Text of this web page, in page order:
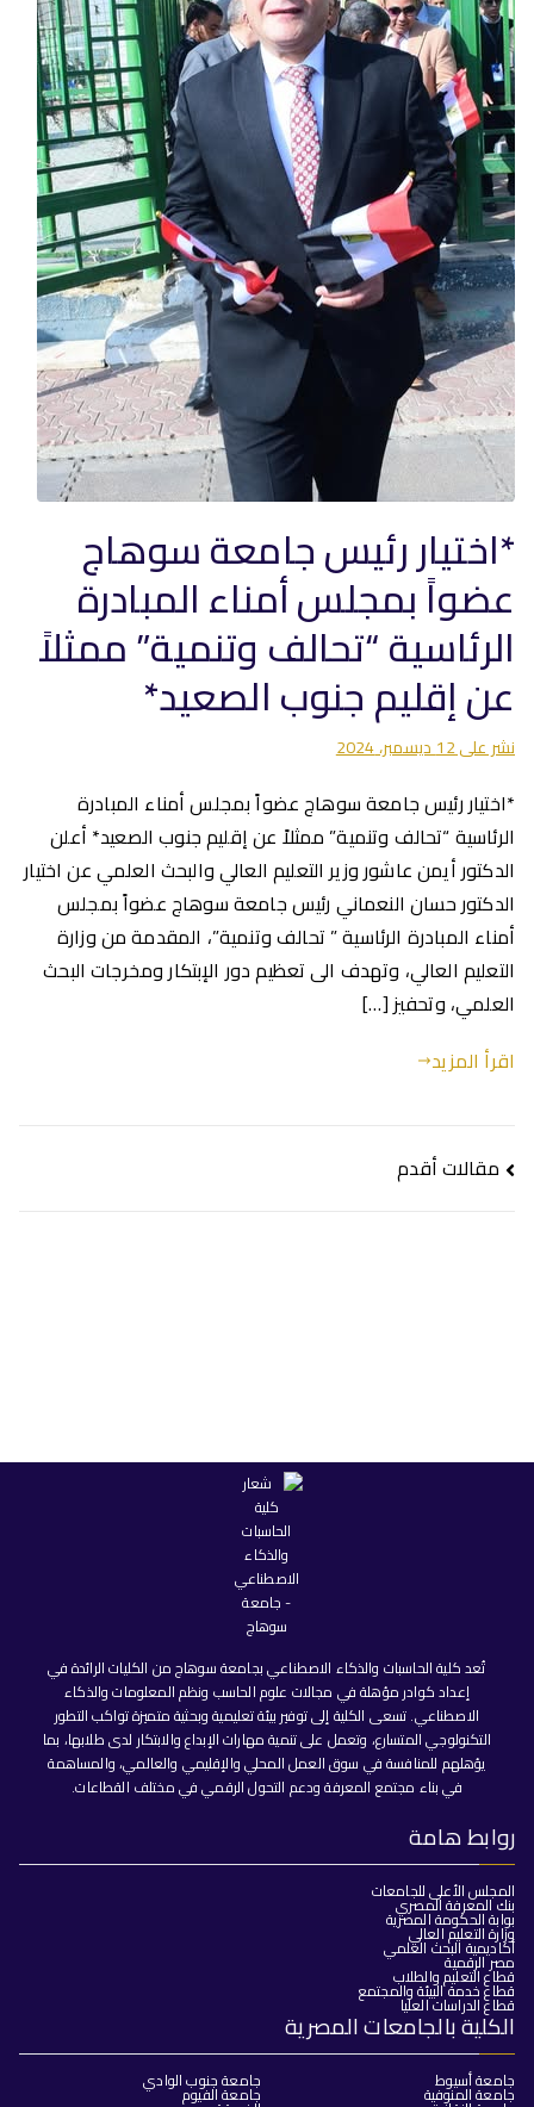
*اختيار رئيس جامعة سوهاج
عضواً بمجلس أمناء المبادرة
الرئاسية “تحالف وتنمية” ممثلاً
عن إقليم جنوب الصعيد*
نشر على12 ديسمبر، 2024
*اختيار رئيس جامعة سوهاج عضواً بمجلس أمناء المبادرة
الرئاسية “تحالف وتنمية” ممثلاً عن إقليم جنوب الصعيد* أعلن
الدكتور أيمن عاشور وزير التعليم العالي والبحث العلمي عن اختيار
الدكتور حسان النعماني رئيس جامعة سوهاج عضواً بمجلس
أمناء المبادرة الرئاسية ” تحالف وتنمية”، المقدمة من وزارة
التعليم العالي، وتهدف الى تعظيم دور الإبتكار ومخرجات البحث
العلمي، وتحفيز […]
اقرأ المزيد
تصفّح
مقالات أقدم
تُعد كلية الحاسبات والذكاء الاصطناعي بجامعة سوهاج من الكليات الرائدة في
إعداد كوادر مؤهلة في مجالات علوم الحاسب ونظم المعلومات والذكاء
الاصطناعي. تسعى الكلية إلى توفير بيئة تعليمية وبحثية متميزة تواكب التطور
التكنولوجي المتسارع، وتعمل على تنمية مهارات الإبداع والابتكار لدى طلابها، بما
يؤهلهم للمنافسة في سوق العمل المحلي والإقليمي والعالمي، والمساهمة
في بناء مجتمع المعرفة ودعم التحول الرقمي في مختلف القطاعات.
روابط هامة
المجلس الأعلى للجامعات
بنك المعرفة المصري
بوابة الحكومة المصرية
وزارة التعليم العالي
أكاديمية البحث العلمي
مصر الرقمية
قطاع التعليم والطلاب
قطاع خدمة البيئة والمجتمع
قطاع الدراسات العليا
الكلية بالجامعات المصرية
جامعة أسيوط
جامعة المنوفية
جامعة جنوب الوادي
جامعة الفيوم